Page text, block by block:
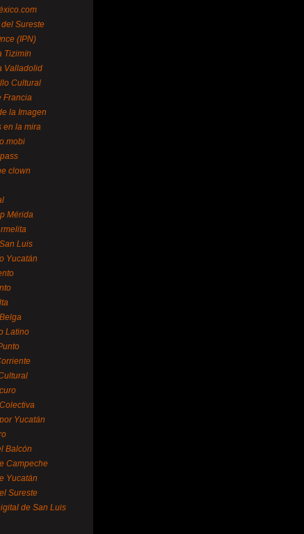
Sureste
(IPN)
Tizimín
Valladolid
Cultural
Francia
la Imagen
en la mira
clown
Mérida
Luis
Yucatán
Latino
Yucatán
Balcón
Campeche
Yucatán
Sureste
de San Luis